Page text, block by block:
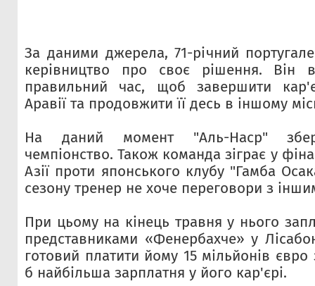
За даними джерела, 71-річний
керівництво про своє рішення. Він
правильний час, щоб завершити
Аравії та продовжити її десь в іншому
На даний момент "Аль-Наср"
чемпіонство. Також команда зіграє у
Азії проти японського клубу "Гамба
сезону тренер не хоче переговори з
При цьому на кінець травня у нього
представниками «Фенербахче» у
готовий платити йому 15 мільйонів євро
б найбільша зарплатня у його кар'єрі.